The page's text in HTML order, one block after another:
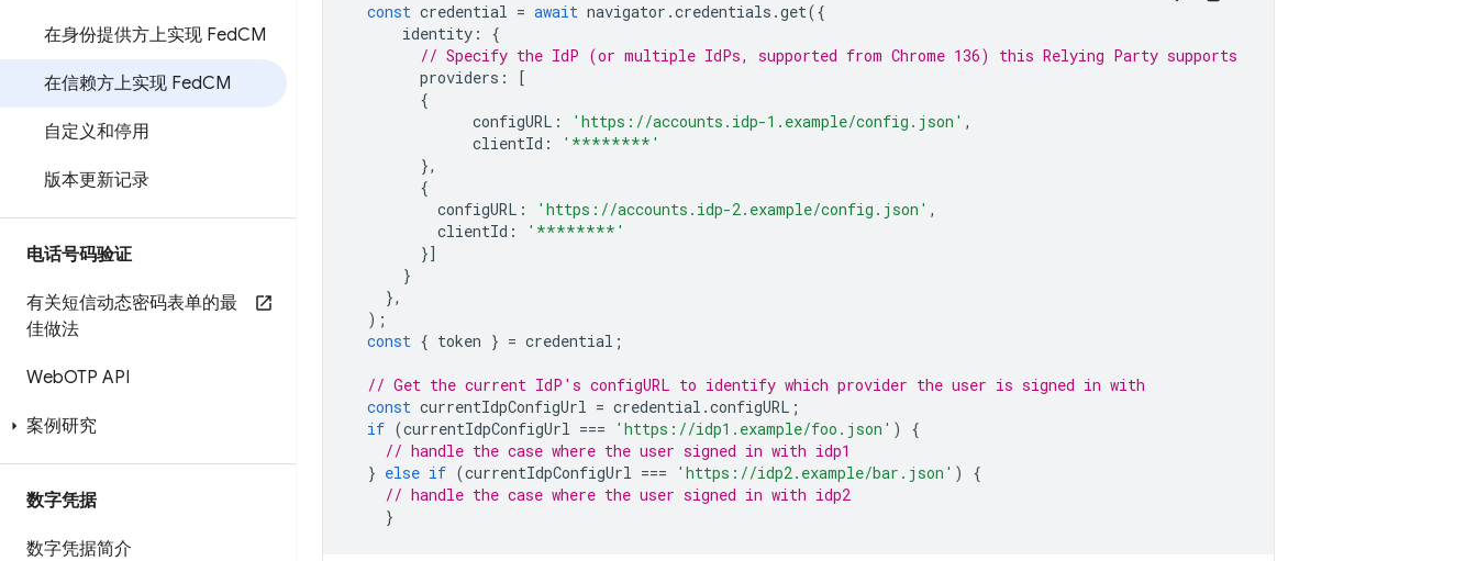
在身份提供方上实现 FedCM
在信赖方上实现 FedCM
自定义和停用
版本更新记录
电话号码验证
有关短信动态密码表单的最
佳做法
WebOTP API
案例研究
数字凭据
数字凭据简介
const credential = await navigator .credentials .get({
identity :
{
// Specify the IdP (or multiple IdPs, supported from Chrome 136) this Relying Party supports
providers :
[
{
configURL : 'https://accounts.idp-1.example/config.json' ,
clientId :
'********'
},
{
configURL : 'https://accounts.idp-2.example/config.json' ,
clientId :
'********'
}]
}
},
);
const { token } = credential ;
// Get the current IdP's configURL to identify which provider the user is signed in with
const currentIdpConfigUrl = credential .configURL ;
if (currentIdpConfigUrl === 'https://idp1.example/foo.json' )
{
// handle the case where the user signed in with idp1
} else if (currentIdpConfigUrl === 'https://idp2.example/bar.json' )
{
// handle the case where the user signed in with idp2
}